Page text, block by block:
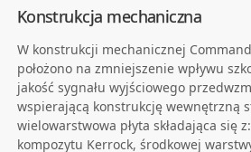
Konstrukcja mechaniczna
W konstrukcji mechanicznej
położono na zmniejszenie wpływu
jakość sygnału wyjściowego
wspierającą konstrukcję wewnętrzną
wielowarstwowa płyta składająca się
kompozytu Kerrock, środkowej